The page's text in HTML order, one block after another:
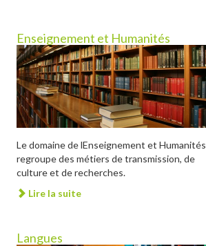
Enseignement et Humanités
Le domaine de lEnseignement et Humanités
regroupe des métiers de transmission, de
culture et de recherches.
Lire la suite
Langues